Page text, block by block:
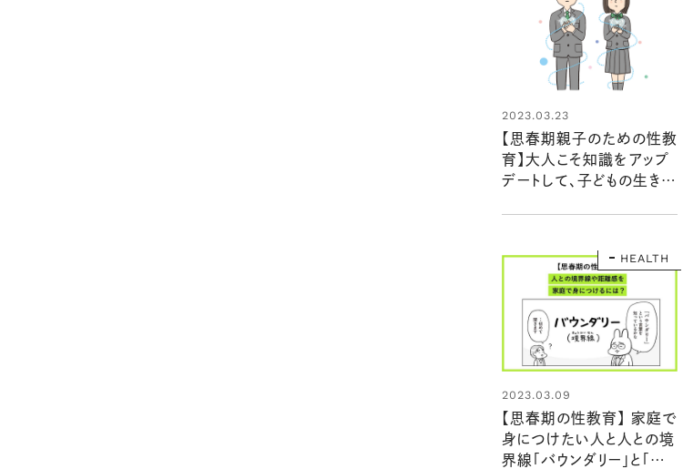
2023.03.23
【思春期親子のための性教
育】大人こそ知識をアップ
デートして、子どもの生きる
HEALTH
2023.03.09
【思春期の性教育】 家庭で
身につけたい人と人との境
界線「バウンダリー」と「プラ